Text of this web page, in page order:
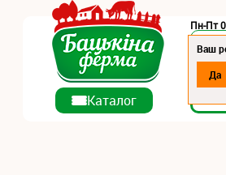
Пн-Пт
Ваш
Да
Каталог